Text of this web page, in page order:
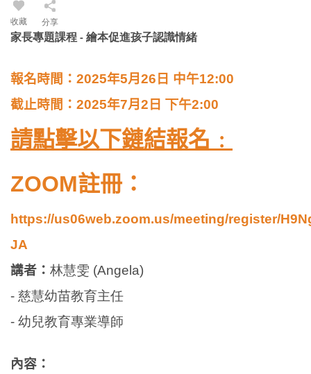
收藏 分享
家長專題課程 - 繪本促進孩子認識情緒
報名時間： 2025年5月26 日 中午12:00
截止時間： 2025年7月2 日 下午2:00
請點擊以下鏈結報名﹕
ZOOM註冊：
https://us06web.zoom.us/meeting/register/
JA
講者： 林慧雯 (Angela)
- 慈慧幼苗教育主任
- 幼兒教育專業導師
內容：